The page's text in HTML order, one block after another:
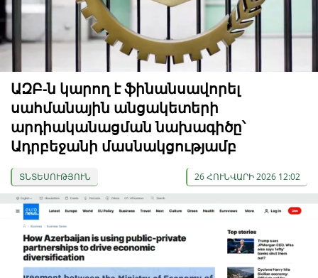
ԱԶԲ-ն կարող է ֆինանսավորել
սահմանային անցակետերի
արդիականացման նախագիծը՝
Ադրբեջանի մասնակցությամբ
ՏՆՏԵՍՈՒԹՅՈՒՆ 26 ՀՈՒՆՎԱՐԻ 2026 12:02